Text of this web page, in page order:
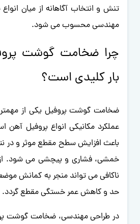
تنش و انتخاب آگاهانه از میان
مهندسی محسوب می شود.
چرا ضخامت گوشت
بار کلیدی است؟
ضخامت گوشت پروفیل یکی از
عملکرد مکانیکی انواع پروفیل
باعث افزایش سطح مقطع موثر و در
خمشی، فشاری و پیچشی می شود.
ناکافی می تواند منجر به کمانش
حد و کاهش عمر خستگی مقطع گردد.
در طراحی مهندسی، ضخامت گوشت